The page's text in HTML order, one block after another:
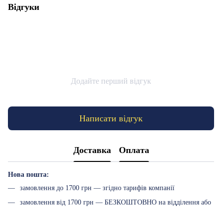
Відгуки
Додайте перший відгук
Написати відгук
Доставка Оплата
Нова пошта:
замовлення до 1700 грн — згідно тарифів компанії
замовлення від 1700 грн — БЕЗКОШТОВНО на відділення або